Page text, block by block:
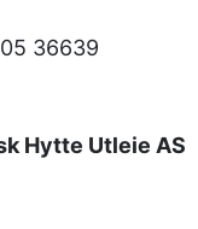
36639
Hytte Utleie AS